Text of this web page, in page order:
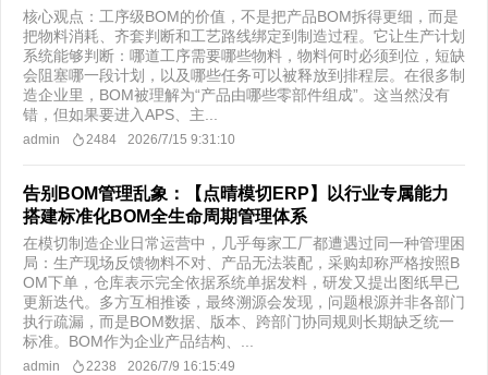
核心观点：工序级BOM的价值，不是把产品BOM拆得更细，而是
把物料消耗、齐套判断和工艺路线绑定到制造过程。它让生产计划
系统能够判断：哪道工序需要哪些物料，物料何时必须到位，短缺
会阻塞哪一段计划，以及哪些任务可以被释放到排程层。在很多制
造企业里，BOM被理解为“产品由哪些零部件组成”。这当然没有
错，但如果要进入APS、主...
admin 2484 2026/7/15 9:31:10
告别BOM管理乱象：【点晴模切ERP】以行业专属能力
搭建标准化BOM全生命周期管理体系
在模切制造企业日常运营中，几乎每家工厂都遭遇过同一种管理困
局：生产现场反馈物料不对、产品无法装配，采购却称严格按照B
OM下单，仓库表示完全依据系统单据发料，研发又提出图纸早已
更新迭代。多方互相推诿，最终溯源会发现，问题根源并非各部门
执行疏漏，而是BOM数据、版本、跨部门协同规则长期缺乏统一
标准。BOM作为企业产品结构、...
admin 2238 2026/7/9 16:15:49